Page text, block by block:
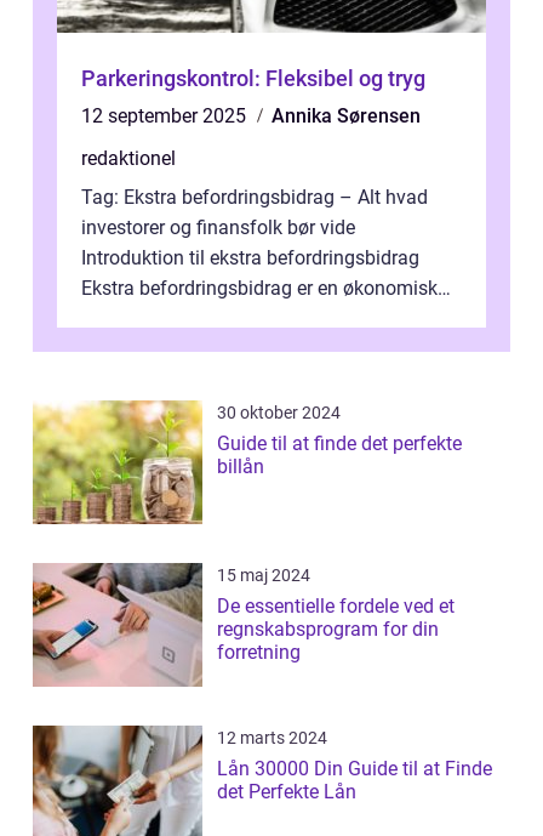
Parkeringskontrol: Fleksibel og tryg
12 september 2025
Annika Sørensen
redaktionel
Tag: Ekstra befordringsbidrag – Alt hvad
investorer og finansfolk bør vide
Introduktion til ekstra befordringsbidrag
Ekstra befordringsbidrag er en økonomisk
30 oktober 2024
Guide til at finde det perfekte
billån
15 maj 2024
De essentielle fordele ved et
regnskabsprogram for din
forretning
12 marts 2024
Lån 30000 Din Guide til at Finde
det Perfekte Lån